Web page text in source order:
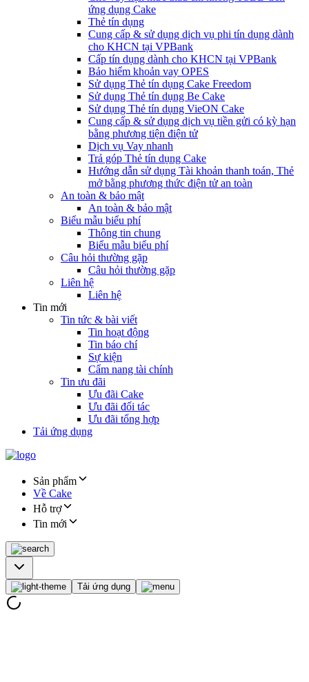
ứng dụng Cake
Thẻ tín dụng
Cung cấp & sử dụng dịch vụ phi tín dụng dành
cho KHCN tại VPBank
Cấp tín dụng dành cho KHCN tại VPBank
Bảo hiểm khoản vay OPES
Sử dụng Thẻ tín dụng Cake Freedom
Sử dụng Thẻ tín dụng Be Cake
Sử dụng Thẻ tín dụng VieON Cake
Cung cấp & sử dụng dịch vụ tiền gửi có kỳ hạn
bằng phương tiện điện tử
Dịch vụ Vay nhanh
Trả góp Thẻ tín dụng Cake
Hướng dẫn sử dụng Tài khoản thanh toán, Thẻ
mở bằng phương thức điện tử an toàn
An toàn & bảo mật
An toàn & bảo mật
Biểu mẫu biểu phí
Thông tin chung
Biểu mẫu biểu phí
Câu hỏi thường gặp
Câu hỏi thường gặp
Liên hệ
Liên hệ
Tin mới
Tin tức & bài viết
Tin hoạt động
Tin báo chí
Sự kiện
Cẩm nang tài chính
Tin ưu đãi
Ưu đãi Cake
Ưu đãi đối tác
Ưu đãi tổng hợp
Tải ứng dụng
Sản phẩm
Về Cake
Hỗ trợ
Tin mới
Tải ứng dụng